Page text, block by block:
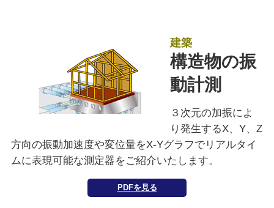
建築
構造物の振
動計測
３次元の加振によ
り発生するX、Y、Z
方向の振動加速度や変位量をX-Yグラフでリアルタイ
ムに表現可能な測定器をご紹介いたします。
PDFを見る